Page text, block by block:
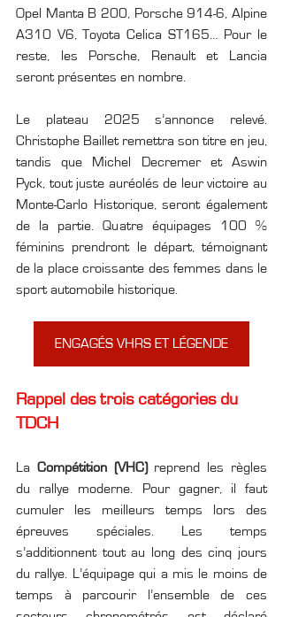
Opel Manta B 200, Porsche 914-6, Alpine
A310 V6, Toyota Celica ST165… Pour le
reste, les Porsche, Renault et Lancia
seront présentes en nombre.
Le plateau 2025 s’annonce relevé.
Christophe Baillet remettra son titre en jeu,
tandis que Michel Decremer et Aswin
Pyck, tout juste auréolés de leur victoire au
Monte-Carlo Historique, seront également
de la partie. Quatre équipages 100 %
féminins prendront le départ, témoignant
de la place croissante des femmes dans le
sport automobile historique.
ENGAGÉS VHRS ET LÉGENDE
Rappel des trois catégories du
TDCH
La Compétition (VHC) reprend les règles
du rallye moderne. Pour gagner, il faut
cumuler les meilleurs temps lors des
épreuves spéciales. Les temps
s’additionnent tout au long des cinq jours
du rallye. L’équipage qui a mis le moins de
temps à parcourir l’ensemble de ces